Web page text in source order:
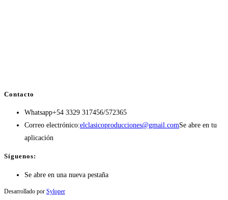
Contacto
Whatsapp+54 3329 317456/572365
Correo electrónico:elclasicoproducciones@gmail.comSe abre en tu
aplicación
Síguenos:
Se abre en una nueva pestaña
Desarrollado por Syloper